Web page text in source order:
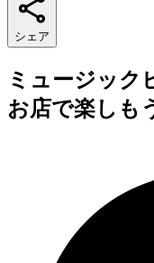
シェア
ミュージック
お店で楽しも